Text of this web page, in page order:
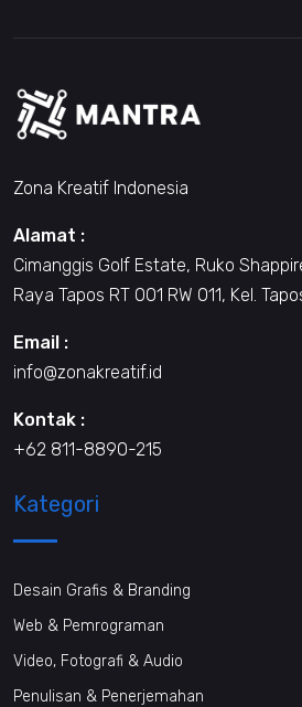
Zona Kreatif Indonesia
Alamat :
Cimanggis Golf Estate, Ruko
Raya Tapos RT 001 RW 011, Kel.
Email :
info@zonakreatif.id
Kontak :
+62 811-8890-215
Kategori
Desain Grafis & Branding
Web & Pemrograman
Video, Fotografi & Audio
Penulisan & Penerjemahan